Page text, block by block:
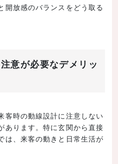
開放感のバランスをどう取る
意が必要なデメリッ
客時の動線設計に注意しない
あります。特に玄関から直接
は、来客の動きと日常生活が